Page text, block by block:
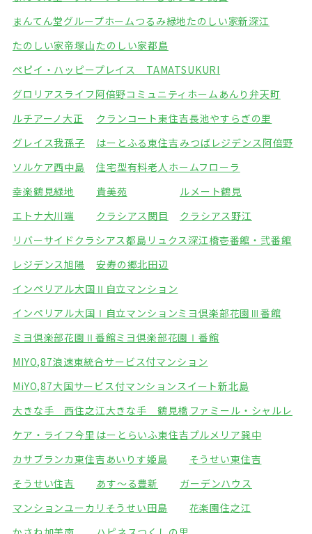
まんてん堂グループホームつるみ緑地たのしい家新深江
たのしい家帝塚山 たのしい家都島
ペピイ・ハッピープレイス TAMATSUKURI
グロリアスライフ阿倍野コミュニティホームあんり弁天町
ルチアーノ大正
クランコート東住吉長池やすらぎの里
グレイス我孫子
はーとふる東住吉 みつばレジデンス阿倍野
ソルケア西中島
住宅型有料老人ホームフローラ
幸楽鶴見緑地
貴美苑
ルメート鶴見
エトナ大川端
クラシアス関目
クラシアス野江
リバーサイドクラシアス都島 リュクス深江橋壱番館・弐番館
レジデンス旭陽
安寿の郷北田辺
インペリアル大国Ⅱ自立マンション
インペリアル大国Ⅰ自立マンションミヨ倶楽部花園Ⅲ番館
ミヨ倶楽部花園Ⅱ番館ミヨ倶楽部花園Ⅰ番館
MIYO,87浪速東統合サービス付マンション
MiYO,87大国サービス付マンション スイート新北島
大きな手 西住之江大きな手 鶴見橋 ファミール・シャルレ
ケア・ライフ今里 はーとらいふ東住吉プルメリア巽中
カサブランカ東住吉 あいりす姫島
そうせい東住吉
そうせい住吉
あす～る豊新
ガーデンハウス
マンションユーカリ そうせい田島
花楽園住之江